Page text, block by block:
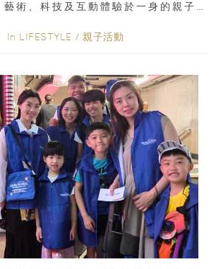
藝術、科技及互動體驗於一身的親子
In LIFESTYLE / 親子活動